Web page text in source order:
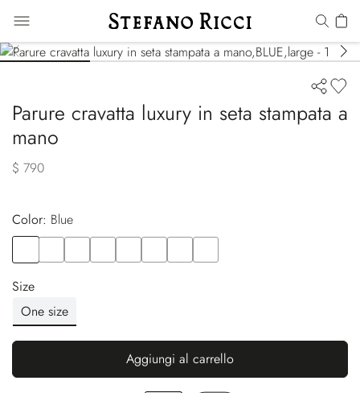
Parure cravatta luxury in seta stampata a
mano
$ 790
Color:
blue
Size
One size
Aggiungi al carrello